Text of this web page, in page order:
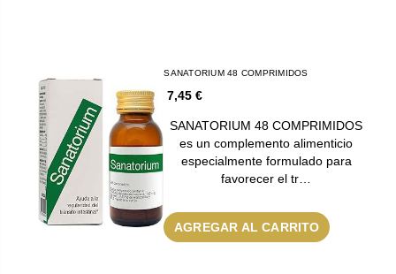
SANATORIUM 48 COMPRIMIDOS
7,45 €
SANATORIUM 48 COMPRIMIDOS
es un complemento alimenticio
especialmente formulado para
favorecer el tr…
AGREGAR AL CARRITO